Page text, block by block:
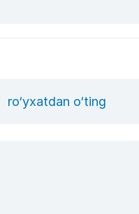
ro‘yxatdan o‘ting